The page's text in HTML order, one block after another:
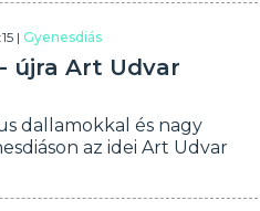
|Gyenesdiás
újra Art Udvar
dallamokkal és nagy
az idei Art Udvar